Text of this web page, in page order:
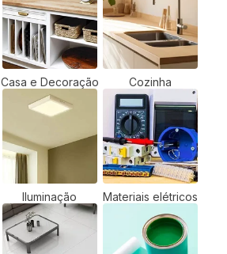
Casa e Decoração Cozinha
Iluminação Materiais elétricos